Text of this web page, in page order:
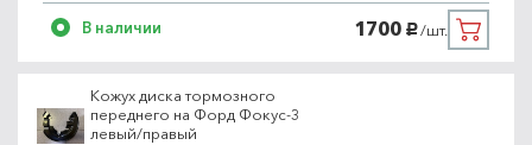
В наличии 1700 руб./шт.
Кожух диска тормозного
переднего на Форд Фокус-3
левый/правый